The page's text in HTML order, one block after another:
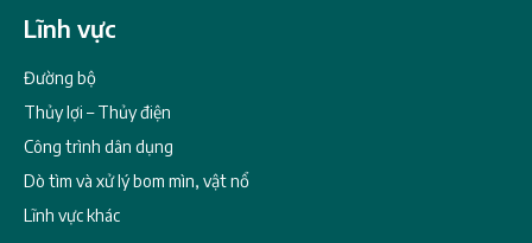
Lĩnh vực
Đường bộ
Thủy lợi – Thủy điện
Công trình dân dụng
Dò tìm và xử lý bom mìn, vật nổ
Lĩnh vực khác